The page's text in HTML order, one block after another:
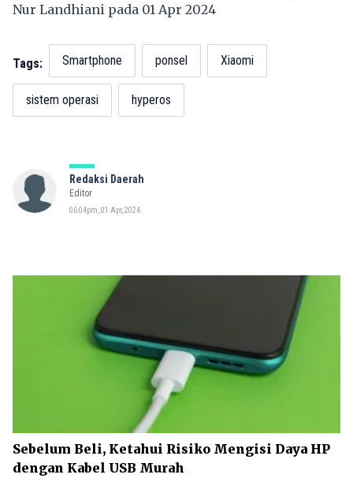
Nur Landhiani pada 01 Apr 2024
Tags: Smartphone ponsel Xiaomi
sistem operasi hyperos
Redaksi Daerah
Editor
06:04pm, 01 Apr, 2024
Sebelum Beli, Ketahui Risiko Mengisi Daya HP
dengan Kabel USB Murah